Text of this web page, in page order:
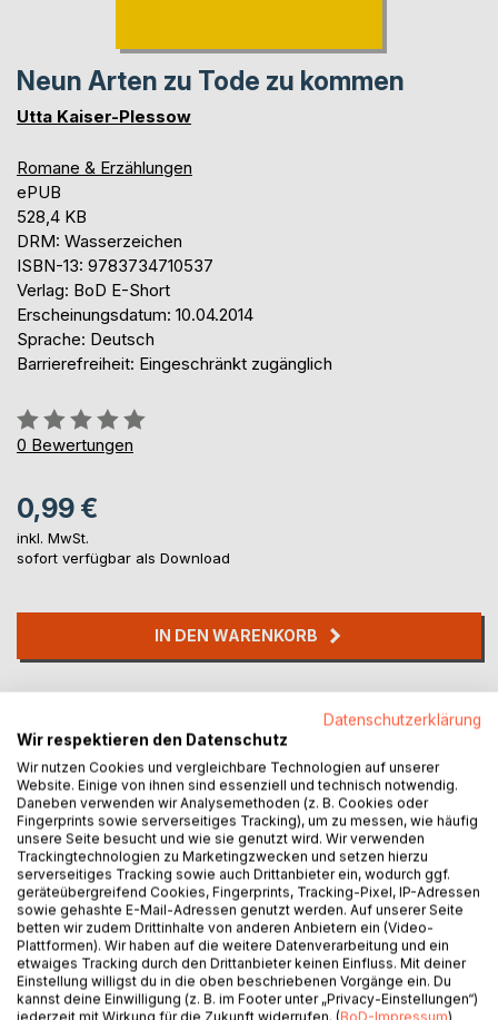
Neun Arten zu Tode zu kommen
Utta Kaiser-Plessow
Romane & Erzählungen
ePUB
528,4 KB
DRM: Wasserzeichen
ISBN-13: 9783734710537
Verlag: BoD E-Short
Erscheinungsdatum: 10.04.2014
Sprache: Deutsch
Barrierefreiheit: Eingeschränkt zugänglich
Bewertung::
0%
0 Bewertungen
0,99 €
inkl. MwSt.
sofort verfügbar als Download
IN DEN WARENKORB
Auf die Merkliste
BESCHREIBUNG
Neun Geschichten, am Ende gibt es immer eine Leiche.
Erschossen, erstochen, erwürgt, auch mal ein Unglücksfall.
Sogar ein natürlicher Tod ist dabei.
Datenschutzerklärung
Wir respektieren den Datenschutz
Wir nutzen Cookies und vergleichbare Technologien auf unserer
Website. Einige von ihnen sind essenziell und technisch notwendig.
Daneben verwenden wir Analysemethoden (z. B. Cookies oder
Fingerprints sowie serverseitiges Tracking), um zu messen, wie häufig
unsere Seite besucht und wie sie genutzt wird. Wir verwenden
Trackingtechnologien zu Marketingzwecken und setzen hierzu
serverseitiges Tracking sowie auch Drittanbieter ein, wodurch ggf.
geräteübergreifend Cookies, Fingerprints, Tracking-Pixel, IP-Adressen
sowie gehashte E-Mail-Adressen genutzt werden. Auf unserer Seite
betten wir zudem Drittinhalte von anderen Anbietern ein (Video-
Plattformen). Wir haben auf die weitere Datenverarbeitung und ein
etwaiges Tracking durch den Drittanbieter keinen Einfluss. Mit deiner
Einstellung willigst du in die oben beschriebenen Vorgänge ein. Du
kannst deine Einwilligung (z. B. im Footer unter „Privacy-Einstellungen“)
jederzeit mit Wirkung für die Zukunft widerrufen. (BoD-Impressum)